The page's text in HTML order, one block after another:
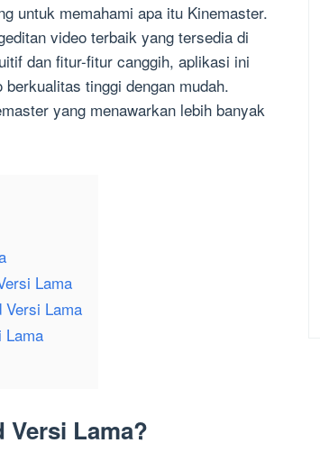
untuk memahami apa itu Kinemaster.
video terbaik yang tersedia di
dan fitur-fitur canggih, aplikasi ini
tinggi dengan mudah.
yang menawarkan lebih banyak
Lama
Versi Lama
Lama
Versi Lama?